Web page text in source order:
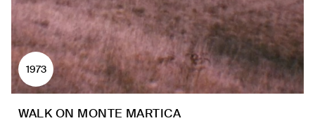
1973
WALK ON MONTE MARTICA